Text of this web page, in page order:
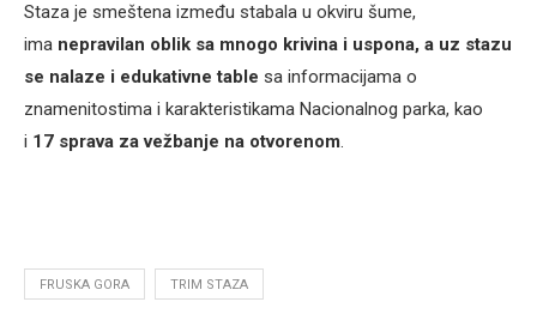
Staza je smeštena između stabala u okviru šume,
ima nepravilan oblik sa mnogo krivina i uspona, a uz stazu
se nalaze i edukativne table sa informacijama o
znamenitostima i karakteristikama Nacionalnog parka, kao
i 17 sprava za vežbanje na otvorenom.
FRUSKA GORA TRIM STAZA